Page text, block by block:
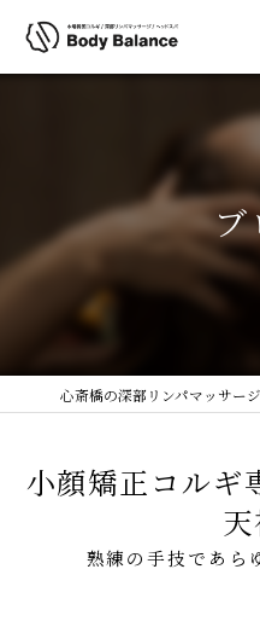
小顔矯正コルギ
熟練の手技であら